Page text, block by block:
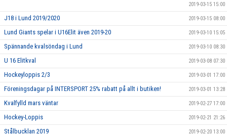
2019-03-15 15:00
J18 i Lund 2019/2020 2019-03-15 08:00
Lund Giants spelar i U16Elit även 2019-20 2019-03-10 15:05
Spännande kvalsöndag i Lund 2019-03-10 08:30
U 16 Elitkval 2019-03-08 07:30
Hockeyloppis 2/3 2019-03-01 17:00
Föreningsdagar på INTERSPORT 25% rabatt på allt i butiken! 2019-03-01 13:28
Kvalfylld mars väntar 2019-02-27 17:00
Hockey-Loppis 2019-02-21 21:26
Stålbucklan 2019 2019-02-20 13:00